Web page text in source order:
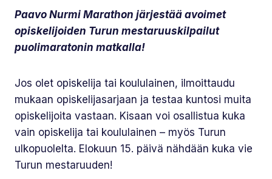
Paavo Nurmi Marathon järjestää avoimet
opiskelijoiden Turun mestaruuskilpailut
puolimaratonin matkalla!
Jos olet opiskelija tai koululainen, ilmoittaudu
mukaan opiskelijasarjaan ja testaa kuntosi muita
opiskelijoita vastaan. Kisaan voi osallistua kuka
vain opiskelija tai koululainen – myös Turun
ulkopuolelta. Elokuun 15. päivä nähdään kuka vie
Turun mestaruuden!